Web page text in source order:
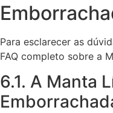
Para esclarecer as
FAQ completo sobre a
6.1. A Manta